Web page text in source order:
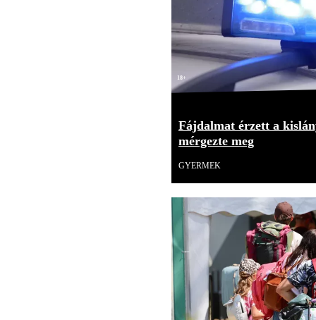
18+
Fájdalmat érzett a
mérgezte meg
GYERMEK